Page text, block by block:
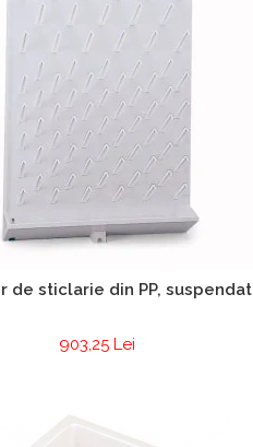
Corpuri
Autolaborator
de sticlarie din PP, suspendat
903,25 Lei